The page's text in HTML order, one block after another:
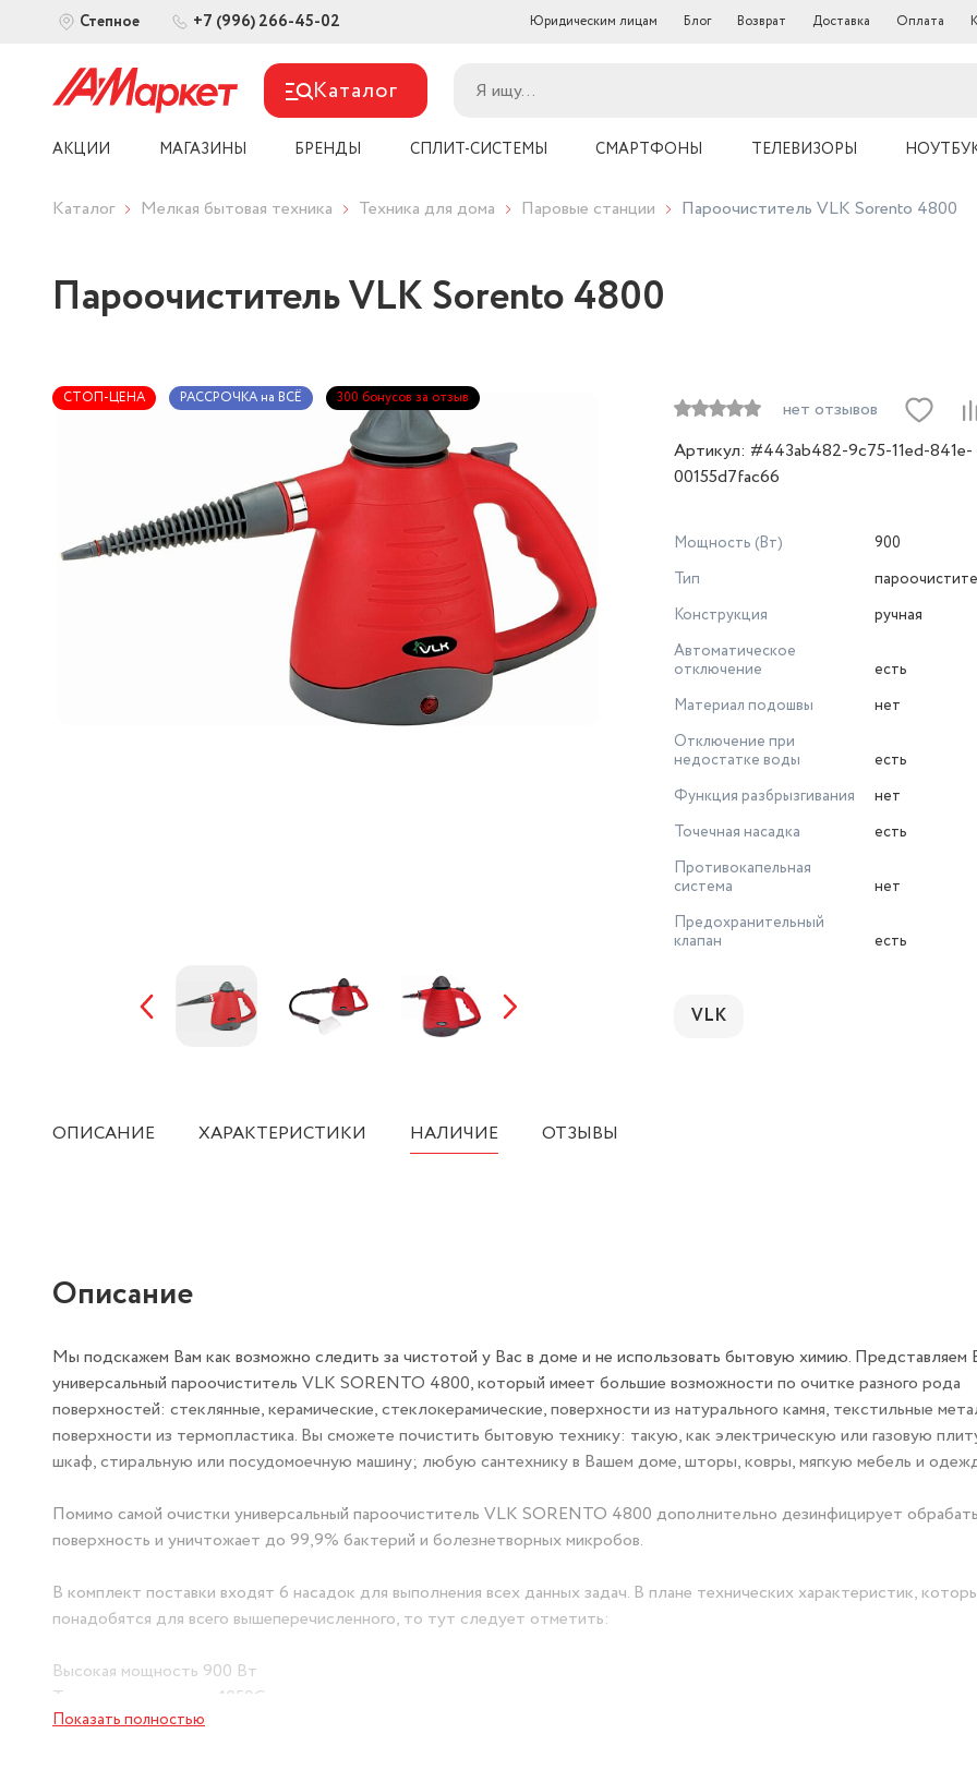
Степное +7 (996) 266-45-02 Юридическим лицам Блог Возврат Доставка Оплата
Каталог
АКЦИИ МАГАЗИНЫ БРЕНДЫ СПЛИТ-СИСТЕМЫ СМАРТФОНЫ ТЕЛЕВИЗОРЫ
Каталог Мелкая бытовая техника Техника для дома Паровые станции Пароочиститель VLK Sorento 4800
Пароочиститель VLK Sorento 4800
СТОП-ЦЕНА РАССРОЧКА на ВСЁ 300 бонусов за отзыв
нет отзывов
Артикул: #443ab482-9c75-11ed-841e-
00155d7fac66
Мощность (Вт)
900
Тип
Конструкция
ручная
Автоматическое
отключение
есть
Материал подошвы
нет
Отключение при
недостатке воды
есть
Функция разбрызгивания
нет
Точечная насадка
есть
Противокапельная
система
нет
Предохранительный
клапан
есть
VLK
ОПИСАНИЕ ХАРАКТЕРИСТИКИ НАЛИЧИЕ ОТЗЫВЫ
Описание
Мы подскажем Вам как возможно следить за чистотой у Вас в доме и не использовать бытовую химию. Представляем
универсальный пароочиститель VLK SORENTO 4800, который имеет большие возможности по очитке разного рода
поверхностей: стеклянные, керамические, стеклокерамические, поверхности из натурального камня, текстильные
поверхности из термопластика. Вы сможете почистить бытовую технику: такую, как электрическую или газовую
шкаф, стиральную или посудомоечную машину; любую сантехнику в Вашем доме, шторы, ковры, мягкую мебель и
Помимо самой очистки универсальный пароочиститель VLK SORENTO 4800 дополнительно дезинфицирует
поверхность и уничтожает до 99,9% бактерий и болезнетворных микробов.
В комплект поставки входят 6 насадок для выполнения всех данных задач. В плане технических характеристик,
понадобятся для всего вышеперечисленного, то тут следует отметить:
Высокая мощность 900 Вт
Температура пара до 1050С
Подача пара до 28 г/мин
Показать полностью